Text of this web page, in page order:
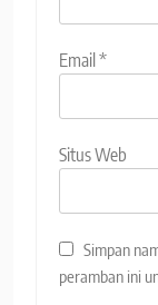
Email*
Situs Web
Simpan
peramban ini